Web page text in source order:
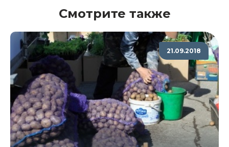
Смотрите также
21.09.2018